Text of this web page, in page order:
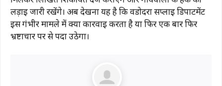
लड़ाई जारी रखेंगे। अब देखना यह है कि वडोदरा सप्लाई डिपार्टमेंट
इस गंभीर मामले में क्या कार्रवाई करता है या फिर एक बार फिर
भ्रष्टाचार पर से पर्दा उठेगा।